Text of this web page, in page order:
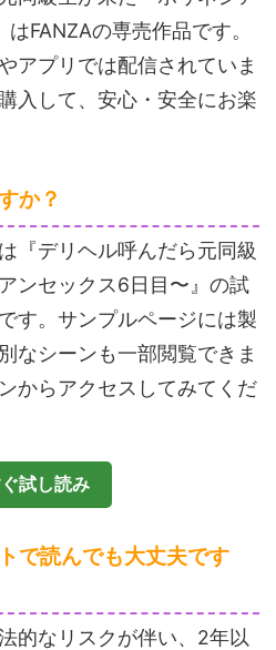
FANZAの専売作品です。
アプリでは配信されていま
入して、安心・安全にお楽
か？
『デリヘル呼んだら元同級
ンセックス6日目〜』の試
す。サンプルページには製
なシーンも一部閲覧できま
からアクセスしてみてくだ
試し読み
で読んでも大丈夫です
的なリスクが伴い、2年以